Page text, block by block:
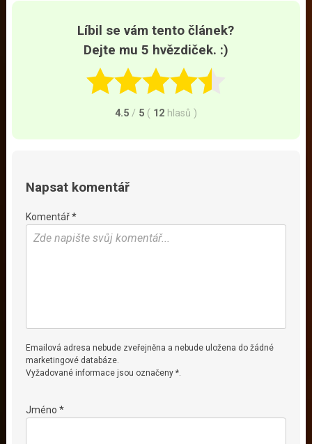
Líbil se vám tento článek?
Dejte mu 5 hvězdiček. :)
4.5 / 5 ( 12 hlasů )
Napsat komentář
Komentář *
Emailová adresa nebude zveřejněna a nebude uložena do žádné
marketingové databáze.
Vyžadované informace jsou označeny *.
Jméno *